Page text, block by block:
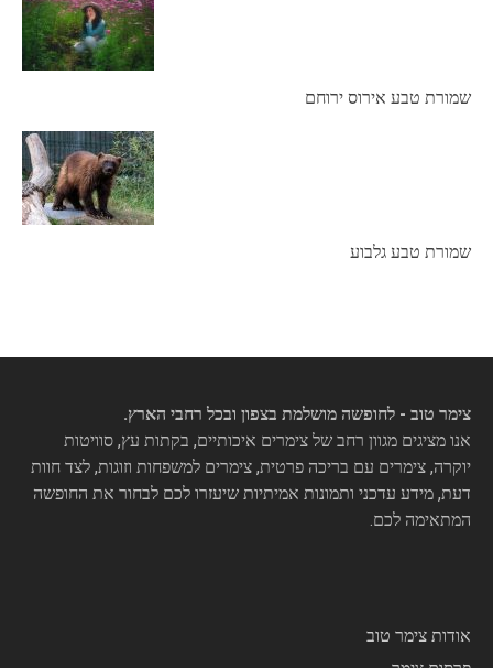
שמורת טבע אירוס ירוחם
שמורת טבע גלבוע
צימר טוב - לחופשה מושלמת בצפון ובכל רחבי הארץ.
אנו מציגים מגוון רחב של צימרים איכותיים, בקתות עץ, סוויטות
יוקרה, צימרים עם בריכה פרטית, צימרים למשפחות וזוגות, לצד חוות
דעת, מידע עדכני ותמונות אמיתיות שיעזרו לכם לבחור את החופשה
המתאימה לכם.
אודות צימר טוב